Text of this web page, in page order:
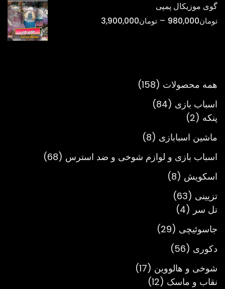
تومان900,000
گوی موزیکال پمپی
تومان980,000
– تومان3,900,000
همه محصولات
158
158
اسباب بازی 84
84
پنکه 2
2
محصول
ماشین اسبابازی 8
8
اسباب بازی و لوازم شوخی و ضد استرس 68
68
اسکویش 8
8
تزیینی 63
63
محصول
تل سر 4
4
محصول
جاسوئیچی 29
29
دکوری 56
56
محصول
شوخی و هالووین 17
17
نقاب و ماسک 12
12